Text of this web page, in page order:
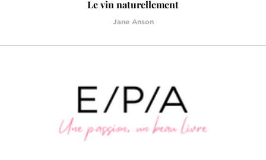
Le vin naturellement
Jane Anson